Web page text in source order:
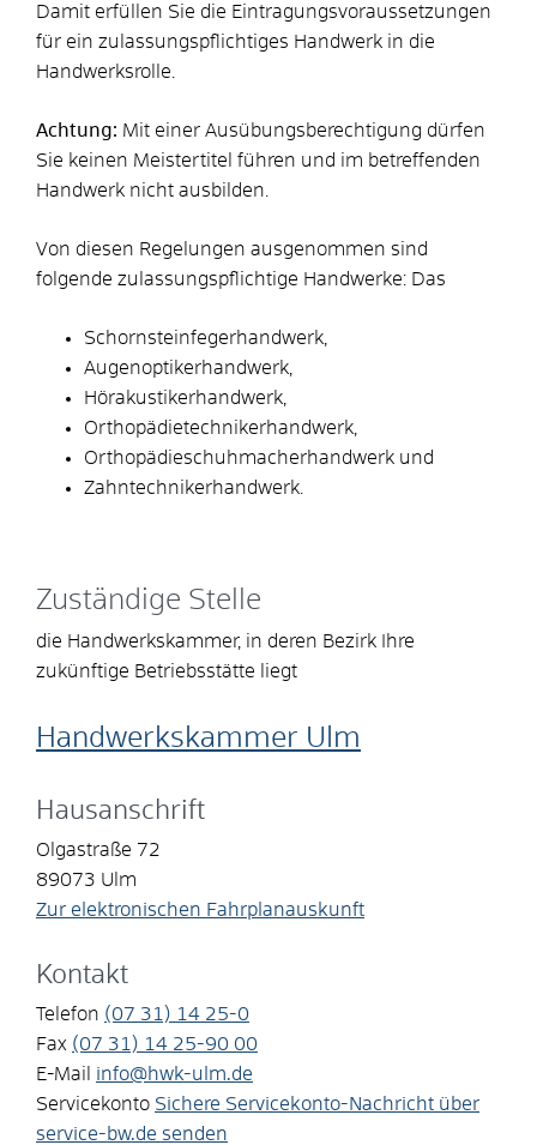
Damit erfüllen Sie die Eintragungsvoraussetzungen
für ein zulassungspflichtiges Handwerk in die
Handwerksrolle.
Achtung: Mit einer Ausübungsberechtigung dürfen
Sie keinen Meistertitel führen und im betreffenden
Handwerk nicht ausbilden.
Von diesen Regelungen ausgenommen sind
folgende zulassungspflichtige Handwerke: Das
Schornsteinfegerhandwerk,
Augenoptikerhandwerk,
Hörakustikerhandwerk,
Orthopädietechnikerhandwerk,
Orthopädieschuhmacherhandwerk und
Zahntechnikerhandwerk.
Zuständige Stelle
die Handwerkskammer, in deren Bezirk Ihre
zukünftige Betriebsstätte liegt
Handwerkskammer Ulm
Hausanschrift
Olgastraße 72
89073 Ulm
Zur elektronischen Fahrplanauskunft
Kontakt
Telefon (07 31) 14 25-0
Fax (07 31) 14 25-90 00
E-Mail
info@hwk-ulm.de
Servicekonto Sichere Servicekonto-Nachricht über
service-bw.de senden